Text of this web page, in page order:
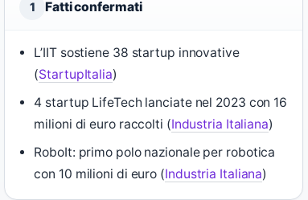
1 Fatti confermati
L’IIT sostiene 38 startup innovative
(StartupItalia)
4 startup LifeTech lanciate nel 2023 con 16
milioni di euro raccolti (Industria Italiana)
RoboIt: primo polo nazionale per robotica
con 10 milioni di euro (Industria Italiana)